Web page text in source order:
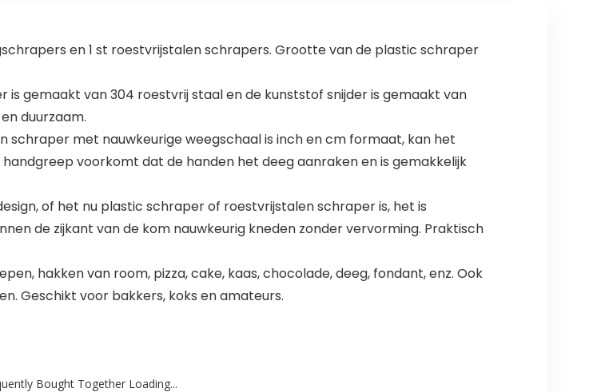
en 1 st roestvrijstalen schrapers. Grootte van de plastic schraper
is gemaakt van 304 roestvrij staal en de kunststof snijder is gemaakt van
duurzaam.
schraper met nauwkeurige weegschaal is inch en cm formaat, kan het
voorkomt dat de handen het deeg aanraken en is gemakkelijk
of het nu plastic schraper of roestvrijstalen schraper is, het is
de zijkant van de kom nauwkeurig kneden zonder vervorming. Praktisch
hakken van room, pizza, cake, kaas, chocolade, deeg, fondant, enz. Ook
Geschikt voor bakkers, koks en amateurs.
Bought Together Loading...